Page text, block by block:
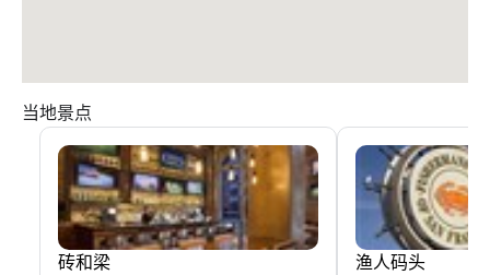
当地景点
砖和梁 渔人码头